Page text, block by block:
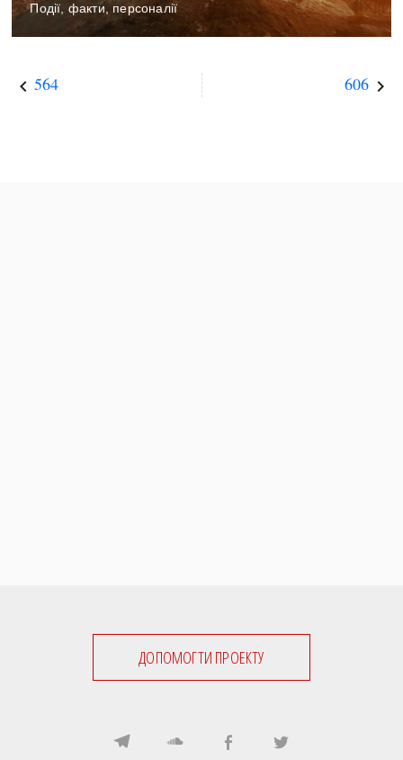
Події, факти, персоналії
keyboard_arrow_left 564 606 keyboard_arrow_right
ДОПОМОГТИ ПРОЕКТУ